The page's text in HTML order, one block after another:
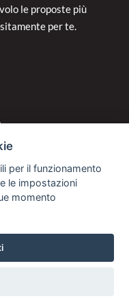
le proposte più
per te.
S.r.L. unipersonale
per il funzionamento
le impostazioni
momento